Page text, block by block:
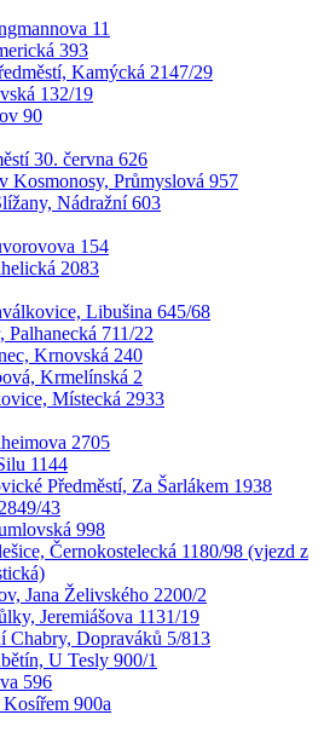
11
393
Kamýcká 2147/29
132/19
90
30. června 626
Kosmonosy, Průmyslová 957
Nádražní 603
154
2083
Libušina 645/68
Palhanecká 711/22
Krnovská 240
Krmelínská 2
Místecká 2933
2705
1144
Předměstí, Za Šarlákem 1938
43
998
Černokostelecká 1180/98 (vjezd z
Jana Želivského 2200/2
Jeremiášova 1131/19
Chabry, Dopraváků 5/813
U Tesly 900/1
596
900a